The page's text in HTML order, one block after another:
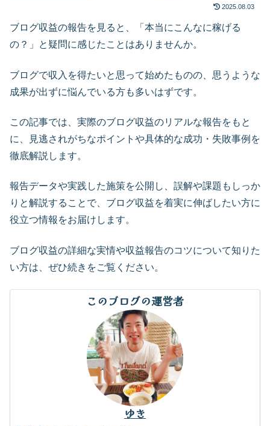
2025.08.03
ブログ収益の報告を見ると、「本当にこんなに稼げる
の？」と疑問に感じたことはありませんか。
ブログで収入を得たいと思って始めたものの、思うような
成果が出ずに悩んでいる方も多いはずです。
この記事では、実際のブログ収益のリアルな報告をもと
に、見逃されがちなポイントや具体的な成功・失敗事例を
徹底解説します。
報告データや実践した施策を公開し、誤解や課題もしっか
りと解説することで、ブログ収益を着実に伸ばしたい方に
役立つ情報をお届けします。
ブログ収益の詳細な実情や収益報告のコツについて知りた
い方は、ぜひ続きをご覧ください。
このブログの運営者
ゆき